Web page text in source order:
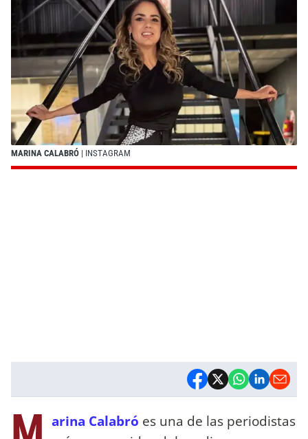
MARINA CALABRÓ | INSTAGRAM
arina Calabró es una de las periodistas